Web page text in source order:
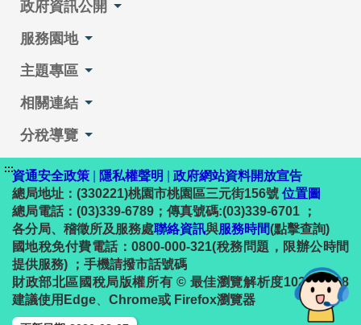
政府資訊公開
服務園地
主題專區
相關連結
分稅導覽
:::資通安全政策 隱私權聲明
政府網站資料開放宣告
總局地址：(330221)桃園市桃園區三元街156號 位置圖
總局電話：(03)339-6789；傳真號碼:(03)339-6701 ；
各分局、稽徵所及服務處聯絡資訊與服務時間(點擊查詢)
國地稅免付費電話：0800-000-321(稅務問題，限辦公時間
提供服務) ；手機請撥市話號碼
財政部北區國稅局版權所有 © 最佳瀏覽解析度1024 x 768
建議使用Edge
Chrome或 Firefox瀏覽器